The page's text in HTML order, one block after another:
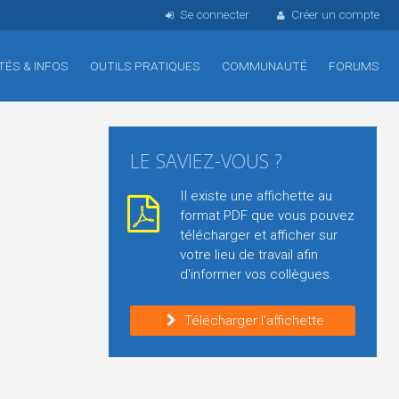
Se connecter Créer un compte
& INFOS OUTILS PRATIQUES COMMUNAUTÉ FORUMS
LE SAVIEZ-VOUS ?
Il existe une affichette au
format PDF que vous pouvez
télécharger et afficher sur
votre lieu de travail afin
d'informer vos collègues.
Télécharger l'affichette